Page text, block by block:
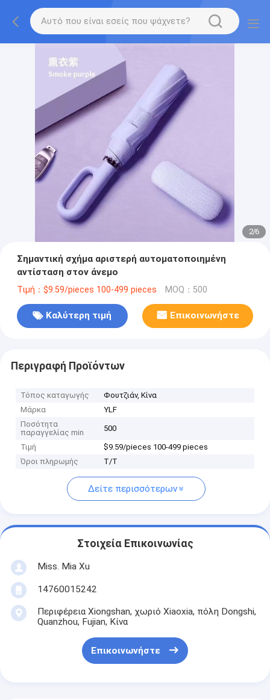
2/6
Σημαντική σχήμα αριστερή αυτοματοποιημένη
αντίσταση στον άνεμο
Τιμή：$9.59/pieces 100-499 pieces MOQ：500
Καλύτερη τιμή Επικοινωνήστε
Περιγραφή Προϊόντων
Τόπος καταγωγής
Φουτζιάν, Κίνα
Μάρκα
YLF
Ποσότητα
παραγγελίας min
500
Τιμή
$9.59/pieces 100-499 pieces
Όροι πληρωμής
Τ/Τ
Δείτε περισσότερων
Στοιχεία Επικοινωνίας
Miss. Mia Xu
14760015242
Περιφέρεια Xiongshan, χωριό Xiaoxia, πόλη Dongshi,
Quanzhou, Fujian, Κίνα
Επικοινωνήστε